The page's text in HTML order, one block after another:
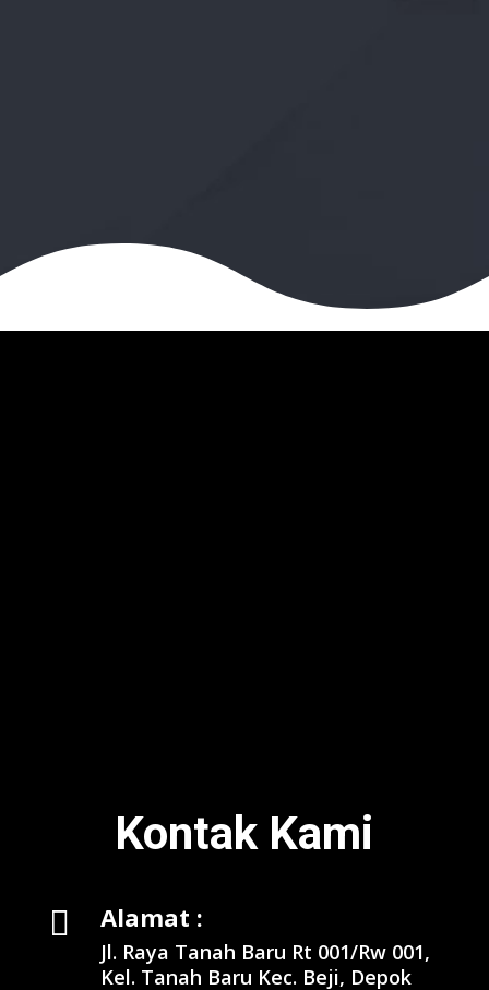
Kontak Kami
 Alamat :
Jl. Raya Tanah Baru Rt 001/Rw 001,
Kel. Tanah Baru Kec. Beji, Depok